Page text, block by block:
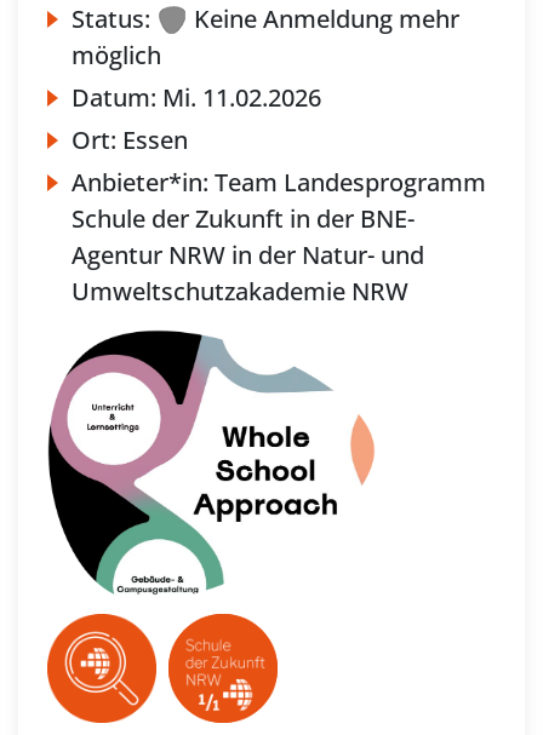
Status:
Keine Anmeldung mehr
möglich
Datum: Mi. 11.02.2026
Ort: Essen
Anbieter*in: Team Landesprogramm
Schule der Zukunft in der BNE-
Agentur NRW in der Natur- und
Umweltschutzakademie NRW